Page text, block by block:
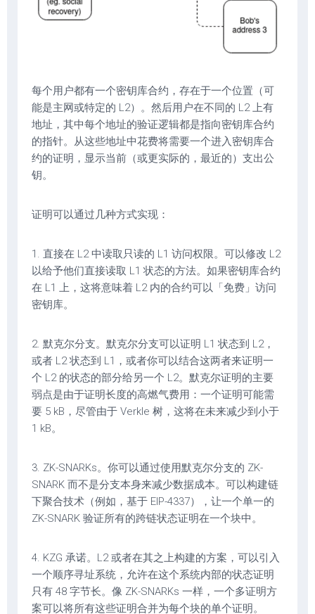
每个用户都有一个密钥库合约，存在于一个位置（可
能是主网或特定的 L2）。然后用户在不同的 L2 上有
地址，其中每个地址的验证逻辑都是指向密钥库合约
的指针。从这些地址中花费将需要一个进入密钥库合
约的证明，显示当前（或更实际的，最近的）支出公
钥。
证明可以通过几种方式实现：
1. 直接在 L2 中读取只读的 L1 访问权限。可以修改 L2
以给予他们直接读取 L1 状态的方法。如果密钥库合约
在 L1 上，这将意味着 L2 内的合约可以「免费」访问
密钥库。
2. 默克尔分支。默克尔分支可以证明 L1 状态到 L2，
或者 L2 状态到 L1，或者你可以结合这两者来证明一
个 L2 的状态的部分给另一个 L2。默克尔证明的主要
弱点是由于证明长度的高燃气费用：一个证明可能需
要 5 kB，尽管由于 Verkle 树，这将在未来减少到小于
1 kB。
3. ZK-SNARKs。你可以通过使用默克尔分支的 ZK-
SNARK 而不是分支本身来减少数据成本。可以构建链
下聚合技术（例如，基于 EIP-4337），让一个单一的
ZK-SNARK 验证所有的跨链状态证明在一个块中。
4. KZG 承诺。L2 或者在其之上构建的方案，可以引入
一个顺序寻址系统，允许在这个系统内部的状态证明
只有 48 字节长。像 ZK-SNARKs 一样，一个多证明方
案可以将所有这些证明合并为每个块的单个证明。